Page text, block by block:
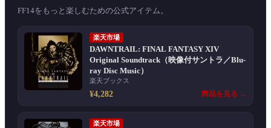
FF14をもっと楽しむための公式アイテム。
楽天市場
DAWNTRAIL: FINAL FANTASY XIV
Original Soundtrack（映像付サントラ／Blu-
ray Disc Music）
楽天ブックス
¥4,282 商品を見る →
楽天市場